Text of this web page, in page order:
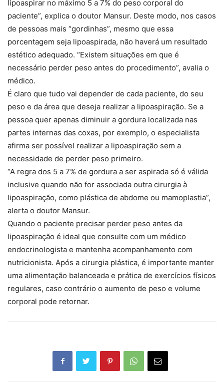
lipoaspirar no máximo 5 a 7% do peso corporal do
paciente”, explica o doutor Mansur. Deste modo, nos casos
de pessoas mais “gordinhas”, mesmo que essa
porcentagem seja lipoaspirada, não haverá um resultado
estético adequado. “Existem situações em que é
necessário perder peso antes do procedimento”, avalia o
médico.
É claro que tudo vai depender de cada paciente, do seu
peso e da área que deseja realizar a lipoaspiração. Se a
pessoa quer apenas diminuir a gordura localizada nas
partes internas das coxas, por exemplo, o especialista
afirma ser possível realizar a lipoaspiração sem a
necessidade de perder peso primeiro.
“A regra dos 5 a 7% de gordura a ser aspirada só é válida
inclusive quando não for associada outra cirurgia à
lipoaspiração, como plástica de abdome ou mamoplastia”,
alerta o doutor Mansur.
Quando o paciente precisar perder peso antes da
lipoaspiração é ideal que consulte com um médico
endocrinologista e mantenha acompanhamento com
nutricionista. Após a cirurgia plástica, é importante manter
uma alimentação balanceada e prática de exercícios físicos
regulares, caso contrário o aumento de peso e volume
corporal pode retornar.